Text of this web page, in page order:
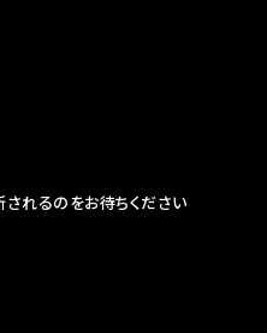
れるのをお待ちください